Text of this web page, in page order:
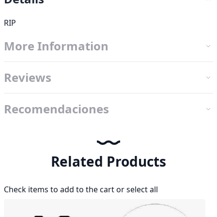
RIP
More Information
Reviews
Recomendaciones
Related Products
Check items to add to the cart orselect all